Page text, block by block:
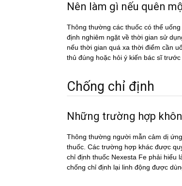
Nên làm gì nếu quên
Thông thường các thuốc có thể
định nghiêm ngặt về thời gian sử
nếu thời gian quá xa thời điểm cần
thủ đúng hoặc hỏi ý kiến bác sĩ trước
Chống chỉ định
Những trường hợp
Thông thường người mẫn cảm dị
thuốc. Các trường hợp khác được
chỉ định thuốc Nexesta Fe phải hiểu
chống chỉ định lại linh động được